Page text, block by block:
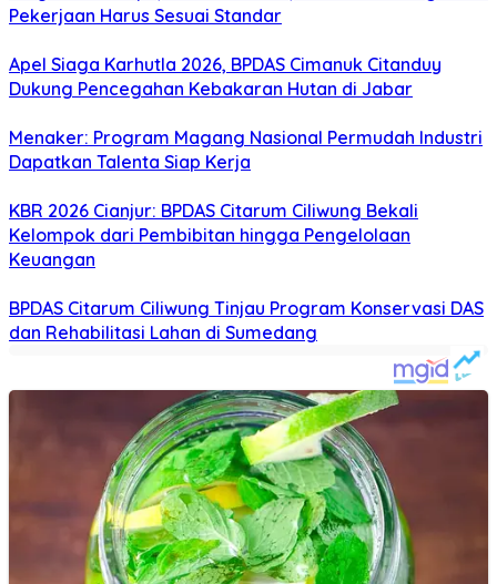
Pekerjaan Harus Sesuai Standar
Apel Siaga Karhutla 2026, BPDAS Cimanuk Citanduy
Dukung Pencegahan Kebakaran Hutan di Jabar
Menaker: Program Magang Nasional Permudah Industri
Dapatkan Talenta Siap Kerja
KBR 2026 Cianjur: BPDAS Citarum Ciliwung Bekali
Kelompok dari Pembibitan hingga Pengelolaan
Keuangan
BPDAS Citarum Ciliwung Tinjau Program Konservasi DAS
dan Rehabilitasi Lahan di Sumedang